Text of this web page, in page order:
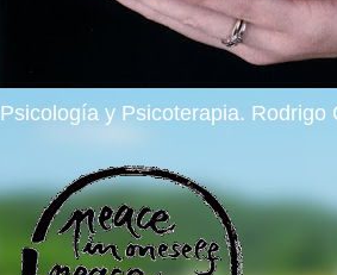
Psicología y Psicoterapia.